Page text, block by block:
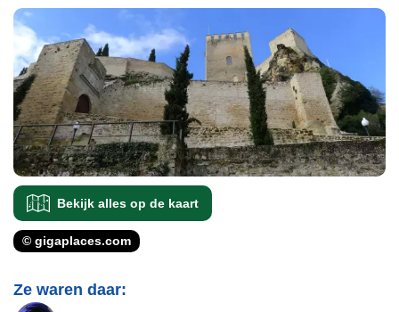
Bekijk alles op de kaart
© gigaplaces.com
Ze waren daar: